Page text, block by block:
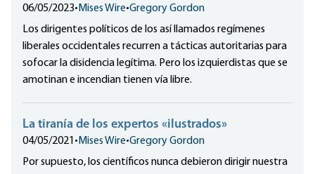
06/05/2023• Mises Wire•Gregory Gordon
Los dirigentes políticos de los así llamados regímenes
liberales occidentales recurren a tácticas autoritarias para
sofocar la disidencia legítima. Pero los izquierdistas que se
amotinan e incendian tienen vía libre.
La tiranía de los expertos «ilustrados»
04/05/2021 • Mises Wire•Gregory Gordon
Por supuesto, los científicos nunca debieron dirigir nuestra